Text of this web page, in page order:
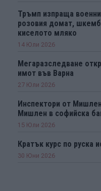
Тръмп изпраща
розовия домат,
киселото мляко
14 Юли 2026
Мегаразследване
имот във Варна
27 Юли 2026
Инспектори от
Мишлен в софийска
15 Юли 2026
Кратък курс по руска
30 Юни 2026